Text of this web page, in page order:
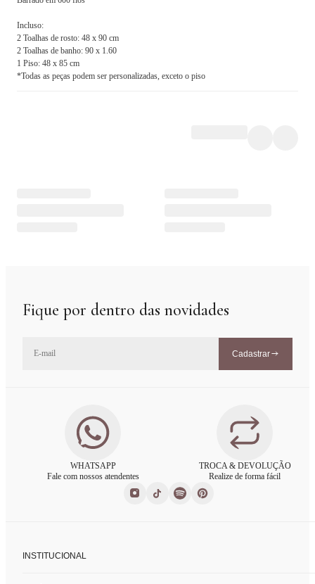
Incluso:
2 Toalhas de rosto: 48 x 90 cm
2 Toalhas de banho: 90 x 1.60
1 Piso: 48 x 85 cm
*Todas as peças podem ser personalizadas, exceto o piso
Fique por dentro das novidades
Cadastrar
WHATSAPP
Fale com nossos atendentes
TROCA & DEVOLUÇÃO
Realize de forma fácil
INSTITUCIONAL